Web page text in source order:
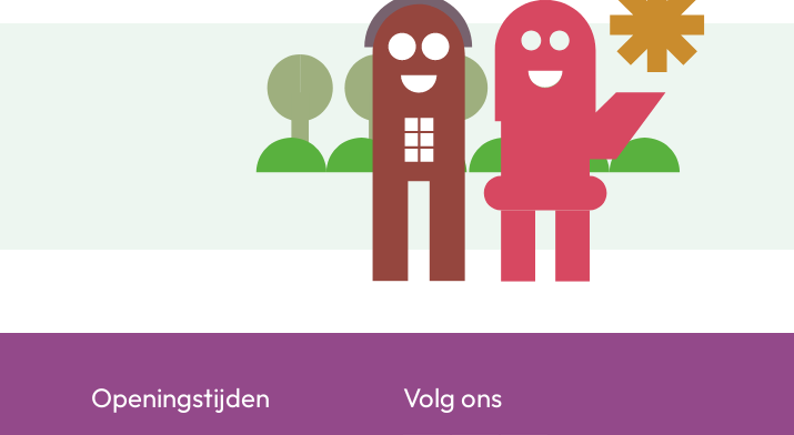
Openingstijden Volg ons